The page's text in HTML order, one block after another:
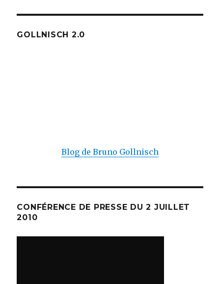
GOLLNISCH 2.0
Blog de Bruno Gollnisch
CONFÉRENCE DE PRESSE DU 2 JUILLET
2010